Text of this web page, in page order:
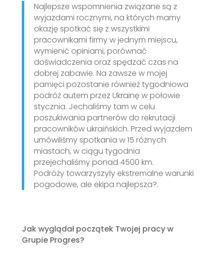
Najlepsze wspomnienia związane są z
wyjazdami rocznymi, na których mamy
okazję spotkać się z wszystkimi
pracownikami firmy w jednym miejscu,
wymienić opiniami, porównać
doświadczenia oraz spędzać czas na
dobrej zabawie. Na zawsze w mojej
pamięci pozostanie również tygodniowa
podróż autem przez Ukrainę w połowie
stycznia. Jechaliśmy tam w celu
poszukiwania partnerów do rekrutacji
pracowników ukraińskich. Przed wyjazdem
umówiliśmy spotkania w 15 różnych
miastach, w ciągu tygodnia
przejechaliśmy ponad 4500 km.
Podróży towarzyszyły ekstremalne warunki
pogodowe, ale ekipa najlepsza?.
Jak wyglądał początek Twojej pracy w
Grupie Progres?